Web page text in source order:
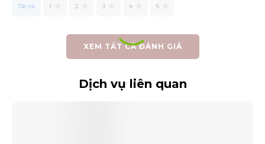
Tất cả 1 2 3 4 5
XEM TẤT CẢ ĐÁNH GIÁ
Dịch vụ liên quan